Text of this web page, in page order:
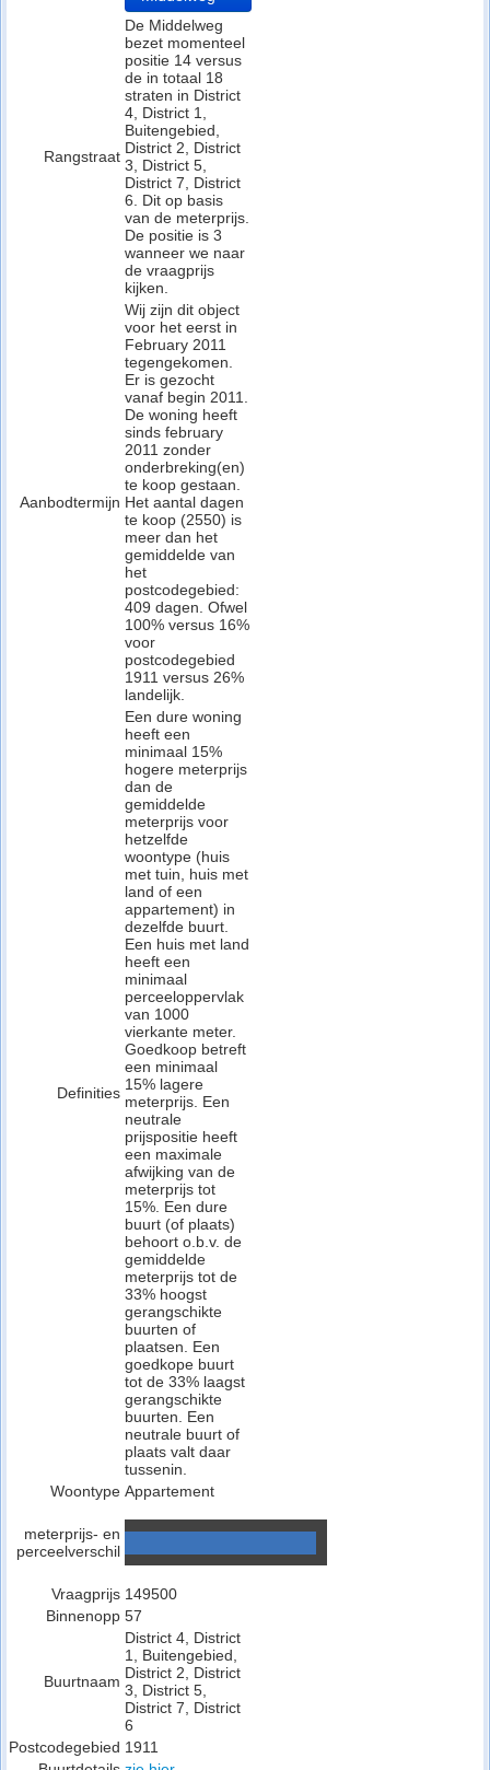
Rangstraat
De Middelweg
bezet momenteel
positie 14 versus
de in totaal 18
straten in District
4, District 1,
Buitengebied,
District 2, District
3, District 5,
District 7, District
6. Dit op basis
van de meterprijs.
De positie is 3
wanneer we naar
de vraagprijs
kijken.
Aanbodtermijn
Wij zijn dit object
voor het eerst in
February 2011
tegengekomen.
Er is gezocht
vanaf begin 2011.
De woning heeft
sinds february
2011 zonder
onderbreking(en)
te koop gestaan.
Het aantal dagen
te koop (2550) is
meer dan het
gemiddelde van
het
postcodegebied:
409 dagen. Ofwel
100% versus 16%
voor
postcodegebied
1911 versus 26%
landelijk.
Definities
Een dure woning
heeft een
minimaal 15%
hogere meterprijs
dan de
gemiddelde
meterprijs voor
hetzelfde
woontype (huis
met tuin, huis met
land of een
appartement) in
dezelfde buurt.
Een huis met land
heeft een
minimaal
perceeloppervlak
van 1000
vierkante meter.
Goedkoop betreft
een minimaal
15% lagere
meterprijs. Een
neutrale
prijspositie heeft
een maximale
afwijking van de
meterprijs tot
15%. Een dure
buurt (of plaats)
behoort o.b.v. de
gemiddelde
meterprijs tot de
33% hoogst
gerangschikte
buurten of
plaatsen. Een
goedkope buurt
tot de 33% laagst
gerangschikte
buurten. Een
neutrale buurt of
plaats valt daar
tussenin.
Woontype Appartement
meterprijs- en
perceelverschil
Vraagprijs 149500
Binnenopp 57
Buurtnaam
District 4, District
1, Buitengebied,
District 2, District
3, District 5,
District 7, District
6
Postcodegebied 1911